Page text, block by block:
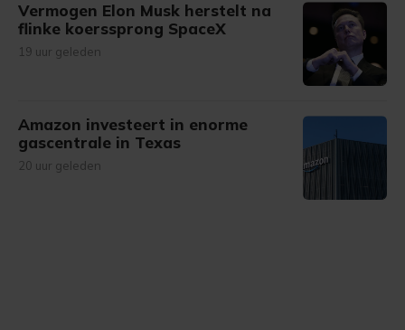
Vermogen Elon Musk herstelt na
flinke koerssprong SpaceX
19 uur geleden
Amazon investeert in enorme
gascentrale in Texas
20 uur geleden